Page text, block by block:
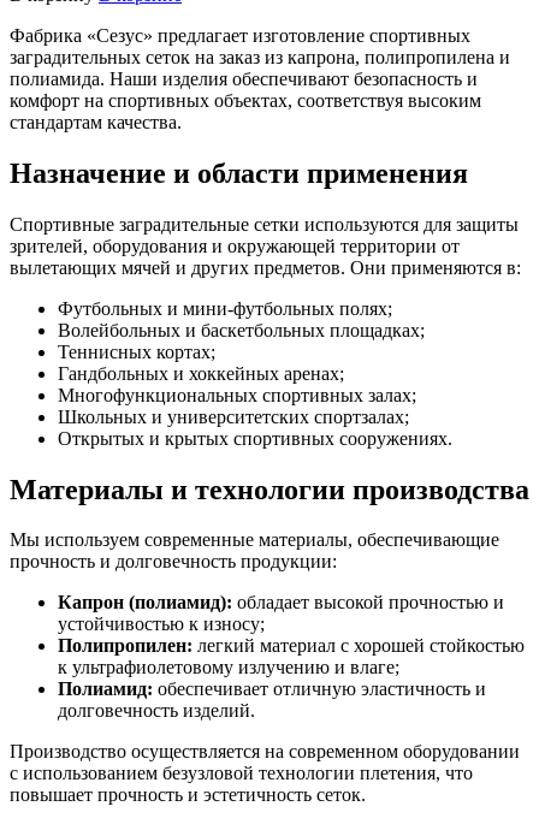
Фабрика «Сезус» предлагает изготовление спортивных
заградительных сеток на заказ из капрона, полипропилена и
полиамида. Наши изделия обеспечивают безопасность и
комфорт на спортивных объектах, соответствуя высоким
стандартам качества.
Назначение и области применения
Спортивные заградительные сетки используются для защиты
зрителей, оборудования и окружающей территории от
вылетающих мячей и других предметов. Они применяются в:
Футбольных и мини-футбольных полях;
Волейбольных и баскетбольных площадках;
Теннисных кортах;
Гандбольных и хоккейных аренах;
Многофункциональных спортивных залах;
Школьных и университетских спортзалах;
Открытых и крытых спортивных сооружениях.
Материалы и технологии производства
Мы используем современные материалы, обеспечивающие
прочность и долговечность продукции:
Капрон (полиамид): обладает высокой прочностью и
устойчивостью к износу;
Полипропилен: легкий материал с хорошей стойкостью
к ультрафиолетовому излучению и влаге;
Полиамид: обеспечивает отличную эластичность и
долговечность изделий.
Производство осуществляется на современном оборудовании
с использованием безузловой технологии плетения, что
повышает прочность и эстетичность сеток.